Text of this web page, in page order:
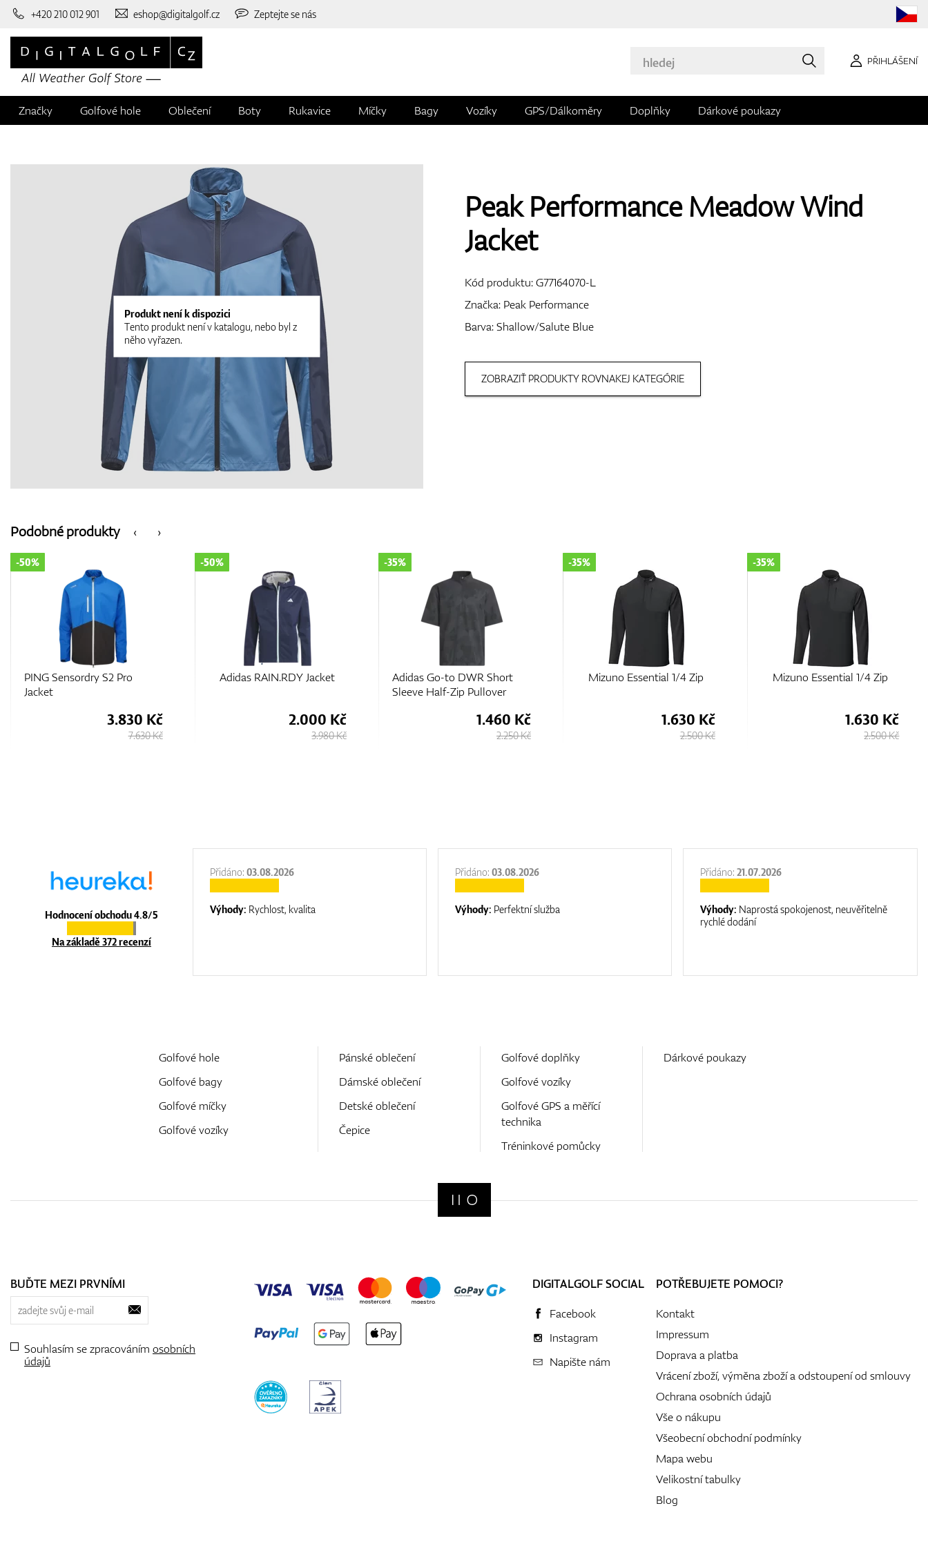
+420 210 012 901 eshop@digitalgolf.cz Zeptejte se nás
PŘIHLÁŠENÍ
Značky Golfové hole Oblečení Boty Rukavice Míčky Bagy Vozíky GPS/Dálkoměry Doplňky Dárkové poukazy
Produkt není k dispozici
Tento produkt není v katalogu, nebo byl z
něho vyřazen.
Peak Performance Meadow Wind
Jacket
Kód produktu:G77164070-L
Značka: Peak Performance
Barva: Shallow/Salute Blue
ZOBRAZIŤ PRODUKTY ROVNAKEJ KATEGÓRIE
‹
Podobné produkty ›
Adidas RAIN.RDY Jacket
-50%
2.000 Kč
3.980 Kč
Adidas Go-to DWR Short
-35%
1.460 Kč
2.250 Kč
Mizuno Essential 1/4 Zip
-35%
1.630 Kč
2.500 Kč
Mizuno Essential 1/4 Zip
-35%
1.630 Kč
2.500 Kč
Under Armour Storm
-35%
1.900 Kč
2.930 Kč
Hodnocení obchodu 4.8/5
Na základě 372 recenzí
Přidáno:03.08.2026
Výhody: Rychlost, kvalita
Přidáno:03.08.2026
Výhody: Perfektní služba
Přidáno:21.07.2026
Výhody: Naprostá spokojenost, neuvěřitelně
rychlé dodání
Golfové hole
Golfové bagy
Golfové míčky
Golfové vozíky
Pánské oblečení
Dámské oblečení
Detské oblečení
Čepice
Golfové doplňky
Golfové vozíky
Golfové GPS a měřící
technika
Tréninkové pomůcky
Dárkové poukazy
BUĎTE MEZI PRVNÍMI
Souhlasím se zpracováním osobních
údajů
DIGITALGOLF SOCIAL
Facebook
Instagram
Napište nám
POTŘEBUJETE POMOCI?
Kontakt
Impressum
Doprava a platba
Vrácení zboží, výměna zboží a odstoupení od smlouvy
Ochrana osobních údajů
Vše o nákupu
Všeobecní obchodní podmínky
Mapa webu
Velikostní tabulky
Blog